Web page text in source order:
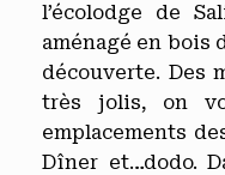
l’écolodge de
aménagé en bois
découverte. Des
très jolis, on
emplacements
Dîner et…dodo.